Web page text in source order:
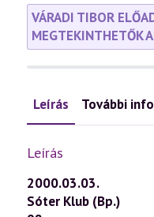
VÁRADI TIBOR
MEGTEKINTHETŐK
Leírás További
Leírás
2000.03.03.
Sóter Klub (Bp.)